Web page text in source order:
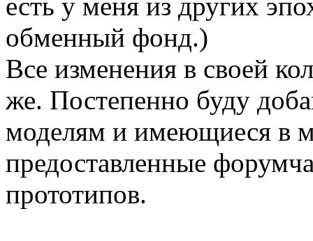
есть у меня из других
обменный фонд.)
Все изменения в своей
же. Постепенно буду
моделям и имеющиеся в
предоставленные
прототипов.